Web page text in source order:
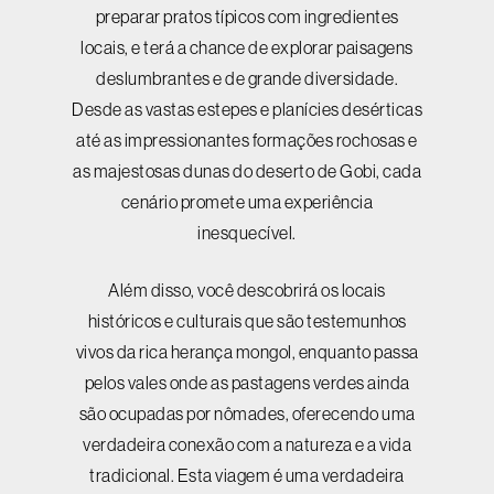
preparar pratos típicos com ingredientes
locais, e terá a chance de explorar paisagens
deslumbrantes e de grande diversidade.
Desde as vastas estepes e planícies desérticas
até as impressionantes formações rochosas e
as majestosas dunas do deserto de Gobi, cada
cenário promete uma experiência
inesquecível.
Além disso, você descobrirá os locais
históricos e culturais que são testemunhos
vivos da rica herança mongol, enquanto passa
pelos vales onde as pastagens verdes ainda
são ocupadas por nômades, oferecendo uma
verdadeira conexão com a natureza e a vida
tradicional. Esta viagem é uma verdadeira